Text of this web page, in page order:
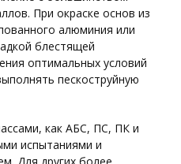
При окраске основ из
алюминия или
блестящей
оптимальных условий
пескоструйную
как АБС, ПС, ПК и
испытаниями и